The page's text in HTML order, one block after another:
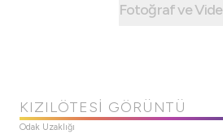
Fotoğraf ve
KIZILÖTESI GÖRÜNTÜ
Odak Uzaklığı